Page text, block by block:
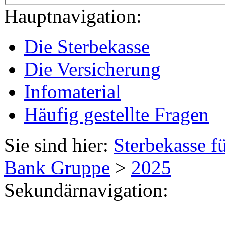
Hauptnavigation:
Die Sterbekasse
Die Versicherung
Infomaterial
Häufig gestellte Fragen
Sie sind hier: Sterbekasse
Bank Gruppe > 2025
Sekundärnavigation: